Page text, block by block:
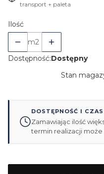
transport + paleta
Ilość
m2
Dostępność:Dostępny
Stan
DOSTĘPNOŚĆ I
Zamawiając ilość
termin realizacji może